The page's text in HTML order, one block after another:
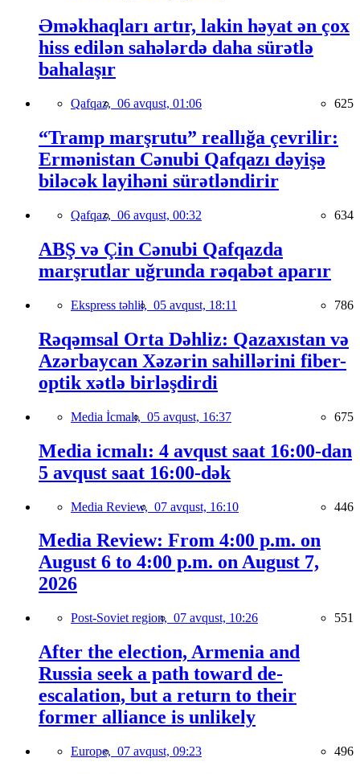
Əməkhaqları artır, lakin həyat ən çox
hiss edilən sahələrdə daha sürətlə
bahalaşır
Qafqaz, 06 avqust, 01:06 625
“Tramp marşrutu” reallığa çevrilir:
Ermənistan Cənubi Qafqazı dəyişə
biləcək layihəni sürətləndirir
Qafqaz, 06 avqust, 00:32 634
ABŞ və Çin Cənubi Qafqazda
marşrutlar uğrunda rəqabət aparır
Ekspress təhlil, 05 avqust, 18:11 786
Rəqəmsal Orta Dəhliz: Qazaxıstan və
Azərbaycan Xəzərin sahillərini fiber-
optik xətlə birləşdirdi
Media İcmalı, 05 avqust, 16:37 675
Media icmalı: 4 avqust saat 16:00-dan
5 avqust saat 16:00-dək
Media Review, 07 avqust, 16:10 446
Media Review: From 4:00 p.m. on
August 6 to 4:00 p.m. on August 7,
2026
Post-Soviet region, 07 avqust, 10:26 551
After the election, Armenia and
Russia seek a path toward de-
escalation, but a return to their
former alliance is unlikely
Europe, 07 avqust, 09:23 496